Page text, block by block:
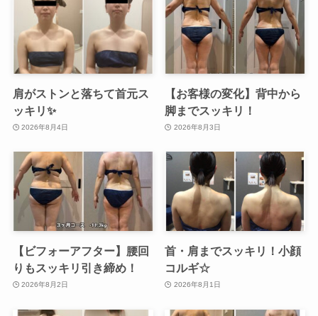
肩がストンと落ちて首元ス
ッキリ✨
2026年8月4日
【お客様の変化】背中から
脚までスッキリ！
2026年8月3日
【ビフォーアフター】腰回
りもスッキリ引き締め！
2026年8月2日
首・肩までスッキリ！小顔
コルギ☆
2026年8月1日